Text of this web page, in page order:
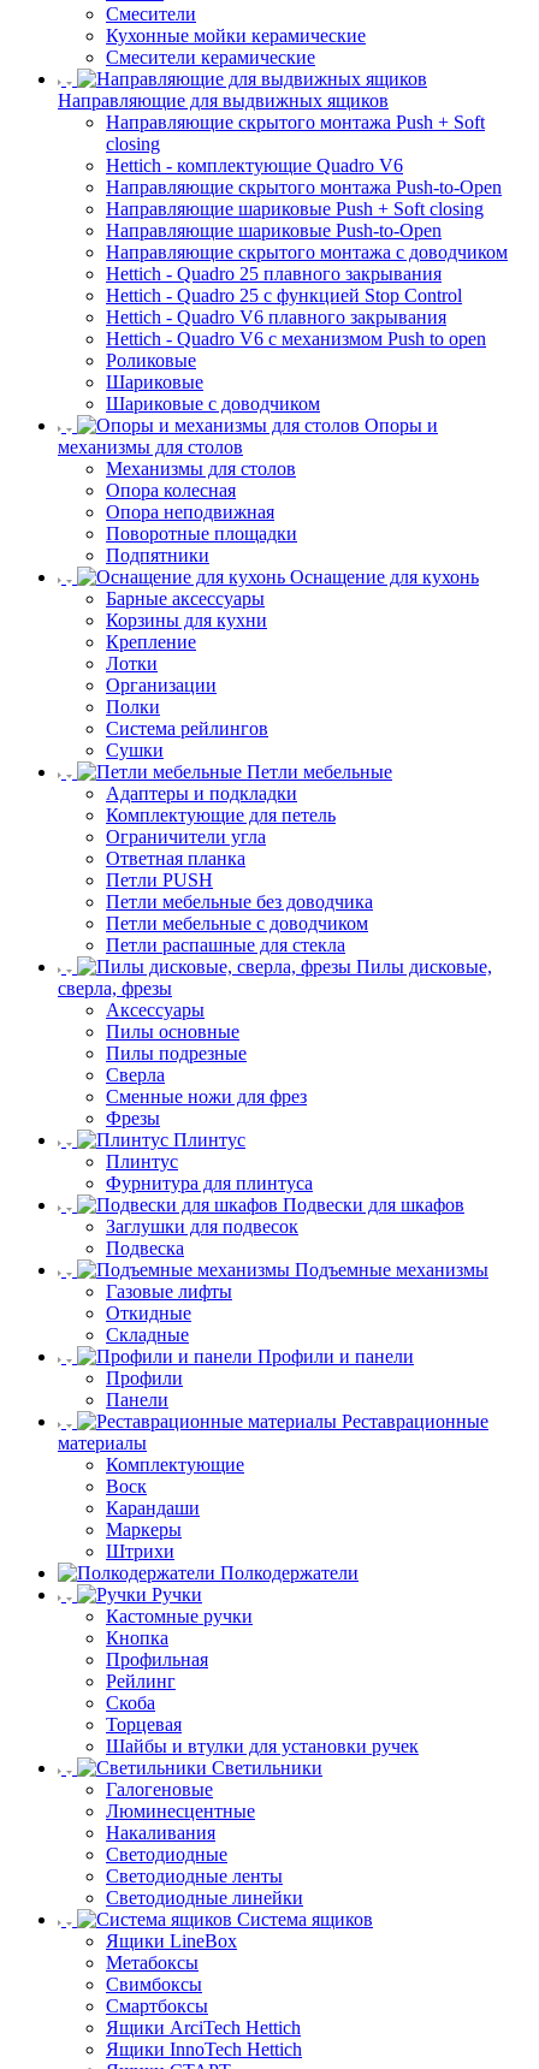
Смесители
Кухонные мойки керамические
Смесители керамические
Направляющие для выдвижных ящиков
Направляющие скрытого монтажа Push + Soft
closing
Hettich - комплектующие Quadro V6
Направляющие скрытого монтажа Push-to-Open
Направляющие шариковые Push + Soft closing
Направляющие шариковые Push-to-Open
Направляющие скрытого монтажа с доводчиком
Hettich - Quadro 25 плавного закрывания
Hettich - Quadro 25 с функцией Stop Control
Hettich - Quadro V6 плавного закрывания
Hettich - Quadro V6 с механизмом Push to open
Роликовые
Шариковые
Шариковые с доводчиком
Опоры и
механизмы для столов
Механизмы для столов
Опора колесная
Опора неподвижная
Поворотные площадки
Подпятники
Оснащение для кухонь
Барные аксессуары
Корзины для кухни
Крепление
Лотки
Организации
Полки
Система рейлингов
Сушки
Петли мебельные
Адаптеры и подкладки
Комплектующие для петель
Ограничители угла
Ответная планка
Петли PUSH
Петли мебельные без доводчика
Петли мебельные с доводчиком
Петли распашные для стекла
Пилы дисковые,
сверла, фрезы
Аксессуары
Пилы основные
Пилы подрезные
Сверла
Сменные ножи для фрез
Фрезы
Плинтус
Плинтус
Фурнитура для плинтуса
Подвески для шкафов
Заглушки для подвесок
Подвеска
Подъемные механизмы
Газовые лифты
Откидные
Складные
Профили и панели
Профили
Панели
Реставрационные
материалы
Комплектующие
Воск
Карандаши
Маркеры
Штрихи
Полкодержатели
Ручки
Кастомные ручки
Кнопка
Профильная
Рейлинг
Скоба
Торцевая
Шайбы и втулки для установки ручек
Светильники
Галогеновые
Люминесцентные
Накаливания
Светодиодные
Светодиодные ленты
Светодиодные линейки
Система ящиков
Ящики LineBox
Метабоксы
Свимбоксы
Смартбоксы
Ящики ArciTech Hettich
Ящики InnoTech Hettich